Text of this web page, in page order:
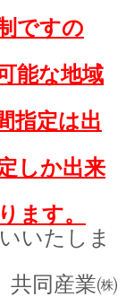
ですの
能な地域
指定は出
しか出来
ます。
いたしま
共同産業㈱